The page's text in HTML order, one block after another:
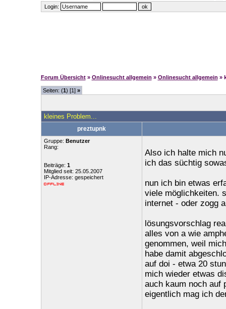
Login:
Forum Übersicht » Onlinesucht allgemein » Onlinesucht allgemein »
Seiten: (1) [1] »
kleines Problem...
preztupnk
Gruppe: Benutzer
Rang:
Beiträge: 1
Mitglied seit: 25.05.2007
IP-Adresse: gespeichert
Also ich halte mich
ich das süchtig
nun ich bin etwas
viele möglichkeiten.
internet - oder zogg
lösungsvorschlag
alles von a wie
genommen, weil
habe damit
auf doi - etwa 20
mich wieder etwas
auch kaum noch auf
eigentlich mag ich